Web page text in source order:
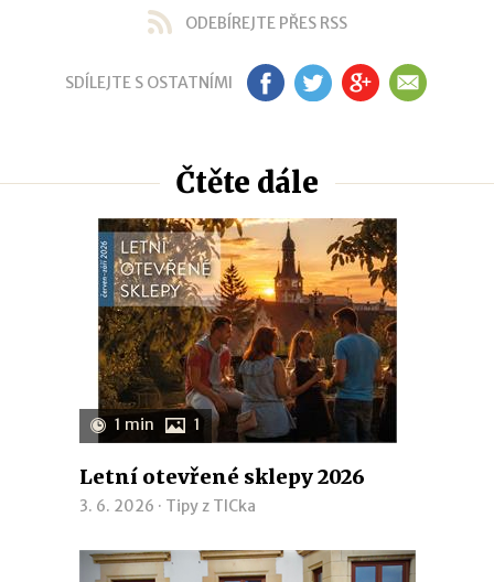
ODEBÍREJTE PŘES RSS
SDÍLEJTE S OSTATNÍMI FB TW GP EM
Čtěte dále
1 min 1
Letní otevřené sklepy 2026
3. 6. 2026 · Tipy z TICka